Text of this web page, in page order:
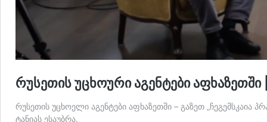
რუსეთის უცხოური აგენტები
რუსეთის უცხოელი აგენტები აფხაზეთში – გაზეთ
ტანიას ესაუბრა.